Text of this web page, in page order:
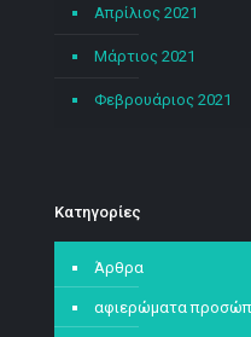
Απρίλιος 2021
Μάρτιος 2021
Φεβρουάριος 2021
Kατηγορίες
Άρθρα
αφιερώματα